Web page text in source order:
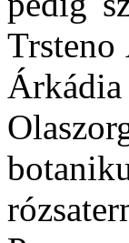
Trsteno